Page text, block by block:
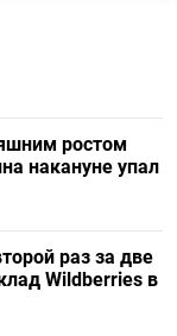
ростом
накануне упал
раз за две
Wildberries в